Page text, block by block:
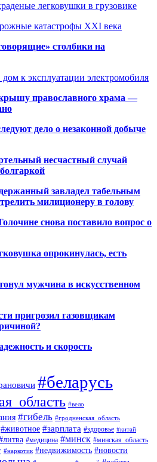
легковушки в грузовике
катастрофы XXI века
столбики на
к эксплуатации электромобиля
православного храма —
дело о незаконной добыче
несчастный случай
завладел табельным
милиционеру в голову
снова поставило вопрос о
опрокинулась, есть
мужчина в искусственном
пригрозил газовщикам
и скорость
#беларусь
#вело
#гибель #гродненская_область
#животное #зарплата #здоровье #китай
#медицина #минск #минская_область
#наркотик #недвижимость #новости